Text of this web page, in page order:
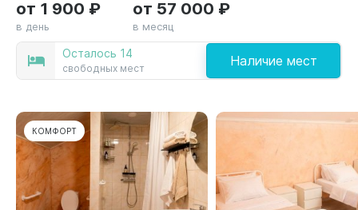
Осталось 14
свободных мест Наличие мест
от 1 900 ₽
в день
от 57 000 ₽
в месяц
КОМФОРТ